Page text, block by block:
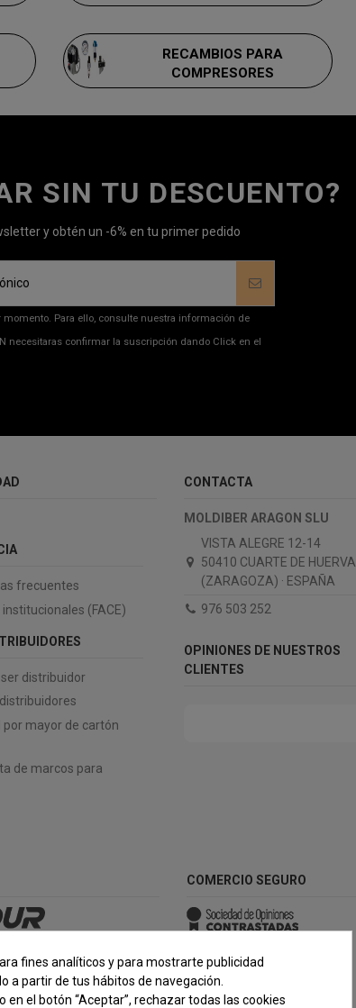
RECAMBIOS PARA
COMPRESORES
SIN TU DESCUENTO?
y obtén un -6% en tu primer pedido
Para ello, consulte nuestra información de
necesitaras confirmar la suscripción dando Click en el
frecuentes
(FACE)
distribuidor
por mayor de cartón
de marcos para
CONTACTA
MOLDIBER ARAGON SLU
VISTA ALEGRE 12-14
50410 CUARTE DE HUERVA
(ZARAGOZA) · ESPAÑA
976 503 252
OPINIONES DE NUESTROS
CLIENTES
COMERCIO SEGURO
fines analíticos y para mostrarte publicidad
a partir de tus hábitos de navegación.
el botón “Aceptar”, rechazar todas las cookies